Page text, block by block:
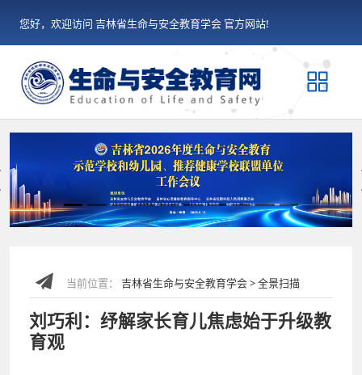
您好，欢迎访问 吉林省生命与安全教育学会 官方网站!
当前位置： 吉林省生命与安全教育学会 > 全景扫描
刘巧利：纾解家长育儿焦虑始于升级教
育观